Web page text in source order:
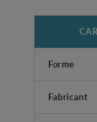
Forme
Fabricant